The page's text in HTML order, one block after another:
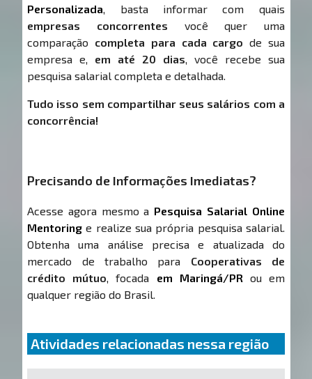
Personalizada, basta informar com quais
empresas concorrentes você quer uma
comparação completa para cada cargo de sua
empresa e, em até 20 dias, você recebe sua
pesquisa salarial completa e detalhada.
Tudo isso sem compartilhar seus salários com a
concorrência!
Precisando de Informações Imediatas?
Acesse agora mesmo a Pesquisa Salarial Online
Mentoring e realize sua própria pesquisa salarial.
Obtenha uma análise precisa e atualizada do
mercado de trabalho para Cooperativas de
crédito mútuo, focada em Maringá/PR ou em
qualquer região do Brasil.
Atividades relacionadas nessa região